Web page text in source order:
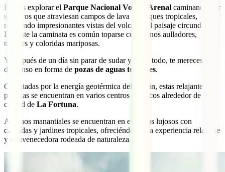
Podrás explorar el Parque Nacional Volcán Arenal caminando por
senderos que atraviesan campos de lava y bosques tropicales,
regalando impresionantes vistas del volcán y el paisaje circundante.
Durante la caminata es común toparse con monos aulladores,
tucanes y coloridas mariposas.
Y después de un día sin parar de sudar y darlo todo, te mereces un
descanso en forma de pozas de aguas termales.
Calentadas por la energía geotérmica del volcán, estas relajantes
piscinas se encuentran en varios centros turísticos alrededor de la
ciudad de La Fortuna.
Algunos manantiales se encuentran en entornos lujosos con
cascadas y jardines tropicales, ofreciéndote una experiencia relajante
y rejuvenecedora rodeada de naturaleza.